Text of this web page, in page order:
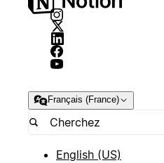
Français (France)
English (US)